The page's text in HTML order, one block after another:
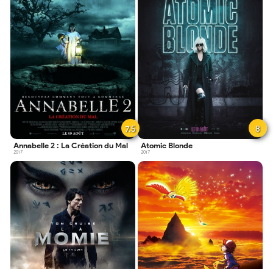
7.5
Annabelle 2 : La Création du Mal
2017
8
Atomic Blonde
2017